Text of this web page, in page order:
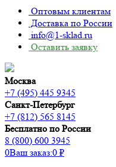
Оптовым клиентам
Доставка по России
info@1-sklad.ru
Оставить заявку
Москва
+7 (495) 445 9345
Санкт-Петербург
+7 (812) 565 8145
Бесплатно по России
8 (800) 600 3945
0Ваш заказ:0 ₽